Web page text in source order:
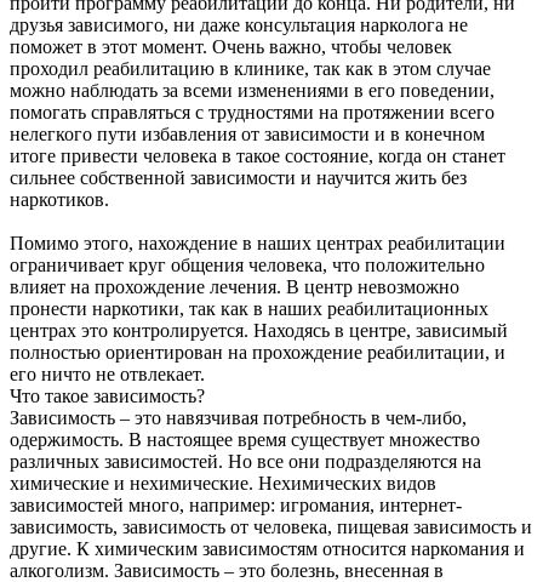
друзья зависимого, ни даже консультация нарколога не
поможет в этот момент. Очень важно, чтобы человек
проходил реабилитацию в клинике, так как в этом случае
можно наблюдать за всеми изменениями в его поведении,
помогать справляться с трудностями на протяжении всего
нелегкого пути избавления от зависимости и в конечном
итоге привести человека в такое состояние, когда он станет
сильнее собственной зависимости и научится жить без
наркотиков.
Помимо этого, нахождение в наших центрах реабилитации
ограничивает круг общения человека, что положительно
влияет на прохождение лечения. В центр невозможно
пронести наркотики, так как в наших реабилитационных
центрах это контролируется. Находясь в центре, зависимый
полностью ориентирован на прохождение реабилитации, и
его ничто не отвлекает.
Что такое зависимость?
Зависимость – это навязчивая потребность в чем-либо,
одержимость. В настоящее время существует множество
различных зависимостей. Но все они подразделяются на
химические и нехимические. Нехимических видов
зависимостей много, например: игромания, интернет-
зависимость, зависимость от человека, пищевая зависимость и
другие. К химическим зависимостям относится наркомания и
алкоголизм. Зависимость – это болезнь, внесенная в